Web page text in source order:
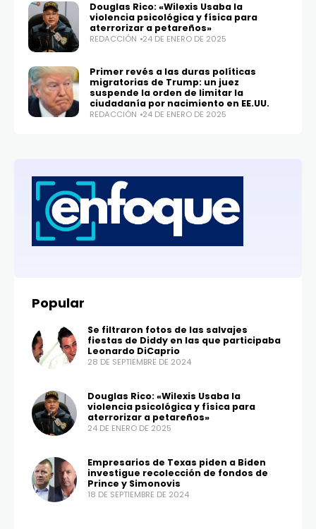
Douglas Rico: «Wilexis Usaba la
violencia psicológica y física para
aterrorizar a petareños»
REDACCIÓN 24 DE ENERO DE 2025
Primer revés a las duras políticas
migratorias de Trump: un juez
suspende la orden de limitar la
ciudadanía por nacimiento en EE.UU.
REDACCIÓN 24 DE ENERO DE 2025
Popular
Se filtraron fotos de las salvajes
fiestas de Diddy en las que participaba
Leonardo DiCaprio
28 DE SEPTIEMBRE DE 2024
Douglas Rico: «Wilexis Usaba la
violencia psicológica y física para
aterrorizar a petareños»
24 DE ENERO DE 2025
Empresarios de Texas piden a Biden
investigue recolección de fondos de
Prince y Simonovis
18 DE SEPTIEMBRE DE 2024